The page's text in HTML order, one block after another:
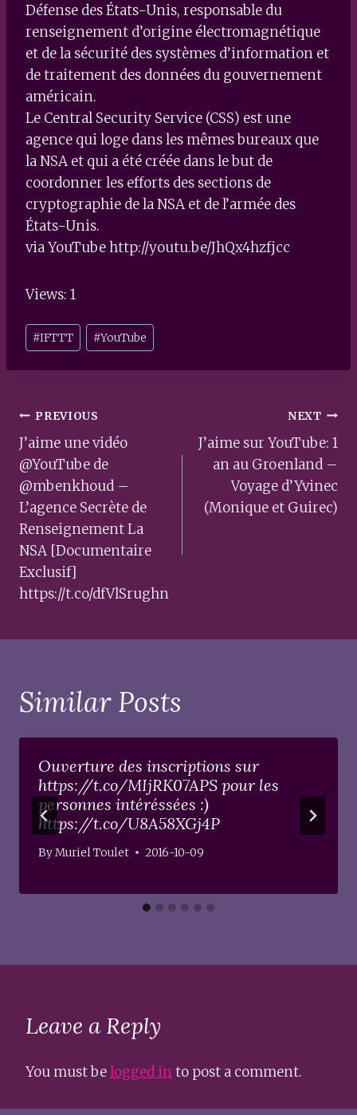
Défense des États-Unis, responsable du
renseignement d’origine électromagnétique
et de la sécurité des systèmes d’information et
de traitement des données du gouvernement
américain.
Le Central Security Service (CSS) est une
agence qui loge dans les mêmes bureaux que
la NSA et qui a été créée dans le but de
coordonner les efforts des sections de
cryptographie de la NSA et de l’armée des
États-Unis.
via YouTube http://youtu.be/JhQx4hzfjcc
Views: 1
Post
Tags:
#IFTTT #YouTube
Post
navigation
PREVIOUS
J’aime une vidéo
@YouTube de
@mbenkhoud –
L’agence Secrète de
Renseignement La
NSA [Documentaire
Exclusif]
https://t.co/dfVlSrughn
NEXT
J’aime sur YouTube: 1
an au Groenland –
Voyage d’Yvinec
(Monique et Guirec)
Similar Posts
Ouverture des inscriptions sur
https://t.co/MIjRK07APS pour les
personnes intéréssées :)
https://t.co/U8A58XGj4P
ByMuriel Toulet 2016-10-09
Leave a Reply
You must belogged into post a comment.